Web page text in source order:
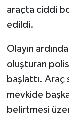
araçta ciddi
edildi.
Olayın
oluşturan
başlattı. Araç
mevkide başka
belirtmesi